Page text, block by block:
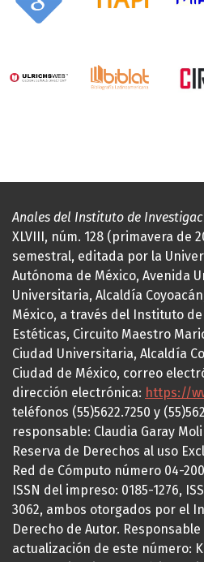
Anales del Instituto de
XLVIII, núm. 128 (primavera de
semestral, editada por la
Autónoma de México, Avenida
Universitaria, Alcaldía
México, a través del Instituto
Estéticas, Circuito Maestro
Ciudad Universitaria, Alcaldía
Ciudad de México, correo
dirección electrónica: https://
teléfonos (55)5622.7250 y
responsable: Claudia Garay
Reserva de Derechos al uso
Red de Cómputo número 04-
ISSN del impreso: 0185-1276,
3062, ambos otorgados por el
Derecho de Autor.
actualización de este número: